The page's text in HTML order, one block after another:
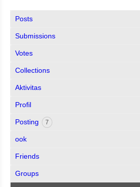
Posts
Submissions
Votes
Collections
Aktivitas
Profil
Posting 7
ook
Friends
Groups